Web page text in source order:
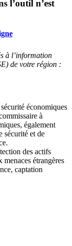
l’outil n’est
à l’information
de votre région :
économiques
à
également
sécurité et de
des actifs
menaces étrangères
captation